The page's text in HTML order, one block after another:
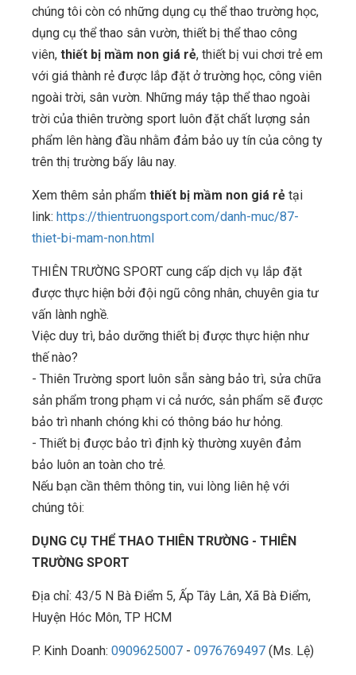
chúng tôi còn có những dụng cụ thể thao trường học,
dụng cụ thể thao sân vườn, thiết bị thể thao công
viên, thiết bị mầm non giá rẻ, thiết bị vui chơi trẻ em
với giá thành rẻ được lắp đặt ở trường học, công viên
ngoài trời, sân vườn. Những máy tập thể thao ngoài
trời của thiên trường sport luôn đặt chất lượng sản
phẩm lên hàng đầu nhằm đảm bảo uy tín của công ty
trên thị trường bấy lâu nay.
Xem thêm sản phẩm thiết bị mầm non giá rẻ tại
link: https://thientruongsport.com/danh-muc/87-
thiet-bi-mam-non.html
THIÊN TRƯỜNG SPORT cung cấp dịch vụ lắp đặt
được thực hiện bởi đội ngũ công nhân, chuyên gia tư
vấn lành nghề.
Việc duy trì, bảo dưỡng thiết bị được thực hiện như
thế nào?
- Thiên Trường sport luôn sẵn sàng bảo trì, sửa chữa
sản phẩm trong phạm vi cả nước, sản phẩm sẽ được
bảo trì nhanh chóng khi có thông báo hư hỏng.
- Thiết bị được bảo trì định kỳ thường xuyên đảm
bảo luôn an toàn cho trẻ.
Nếu bạn cần thêm thông tin, vui lòng liên hệ với
chúng tôi:
DỤNG CỤ THỂ THAO THIÊN TRƯỜNG - THIÊN
TRƯỜNG SPORT
Địa chỉ: 43/5 N Bà Điểm 5, Ấp Tây Lân, Xã Bà Điểm,
Huyện Hóc Môn, TP HCM
P. Kinh Doanh: 0909625007 - 0976769497 (Ms. Lệ)